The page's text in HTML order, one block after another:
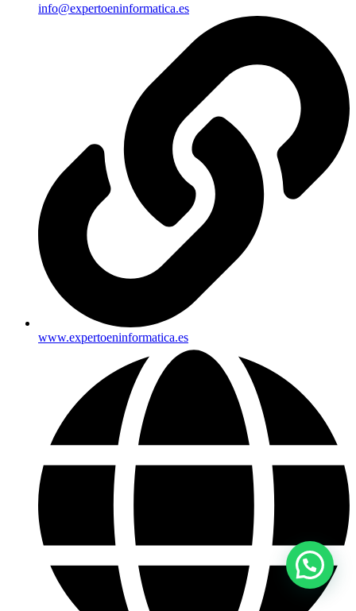
info@expertoeninformatica.es
www.expertoeninformatica.es